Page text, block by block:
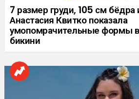
7 размер груди, 105 см
Анастасия Квитко показала
умопомрачительные формы
бикини